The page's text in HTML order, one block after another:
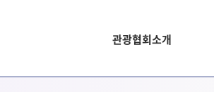
관광협회소개